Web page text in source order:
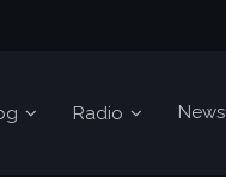
Radio News